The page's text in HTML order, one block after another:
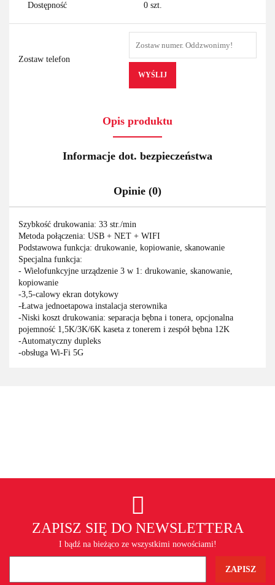
Dostępność 0 szt.
Zostaw telefon
WYŚLIJ
Opis produktu
Informacje dot. bezpieczeństwa
Opinie (0)
Szybkość drukowania: 33 str./min
Metoda połączenia: USB + NET + WIFI
Podstawowa funkcja: drukowanie, kopiowanie, skanowanie
Specjalna funkcja:
- Wielofunkcyjne urządzenie 3 w 1: drukowanie, skanowanie,
kopiowanie
-3,5-calowy ekran dotykowy
-Łatwa jednoetapowa instalacja sterownika
-Niski koszt drukowania: separacja bębna i tonera, opcjonalna
pojemność 1,5K/3K/6K kaseta z tonerem i zespół bębna 12K
-Automatyczny dupleks
-obsługa Wi-Fi 5G
ZAPISZ SIĘ DO NEWSLETTERA
I bądź na bieżąco ze wszystkimi nowościami!